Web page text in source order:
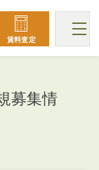
賃料査定
募集情